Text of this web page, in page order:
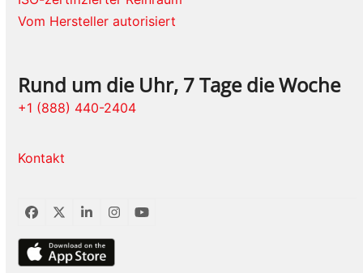
Vom Hersteller autorisiert
Rund um die Uhr, 7 Tage die Woche
+1 (888) 440-2404
Kontakt
Facebook
TwitterLinkedInInstagram
YouTube